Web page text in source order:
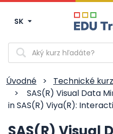
SK
Vyhľadávanie
Úvodné > Technické
>
SAS(R) Visual Data
in SAS(R) Viya(R):